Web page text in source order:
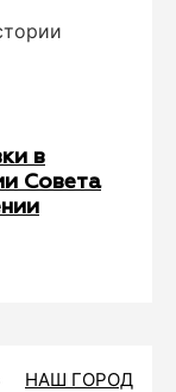
в
Совета
НАШ ГОРОД